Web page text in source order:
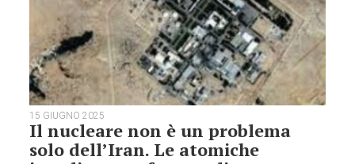
15 GIUGNO 2025
Il nucleare non è un problema
solo dell’Iran. Le atomiche